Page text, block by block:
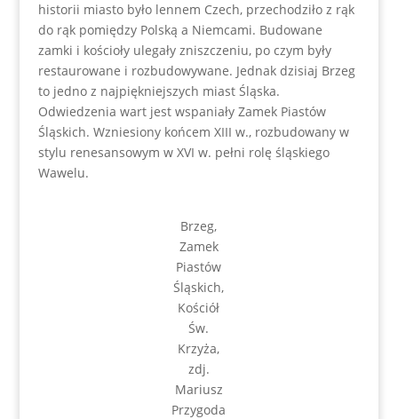
historii miasto było lennem Czech, przechodziło z rąk
do rąk pomiędzy Polską a Niemcami. Budowane
zamki i kościoły ulegały zniszczeniu, po czym były
restaurowane i rozbudowywane. Jednak dzisiaj Brzeg
to jedno z najpiękniejszych miast Śląska.
Odwiedzenia wart jest wspaniały Zamek Piastów
Śląskich. Wzniesiony końcem XIII w., rozbudowany w
stylu renesansowym w XVI w. pełni rolę śląskiego
Wawelu.
Brzeg,
Zamek
Piastów
Śląskich,
Kościół
Św.
Krzyża,
zdj.
Mariusz
Przygoda